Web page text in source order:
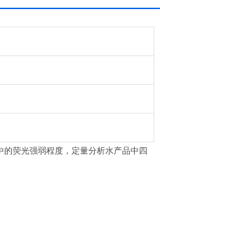
荧光强弱程度，定量分析水产品中四